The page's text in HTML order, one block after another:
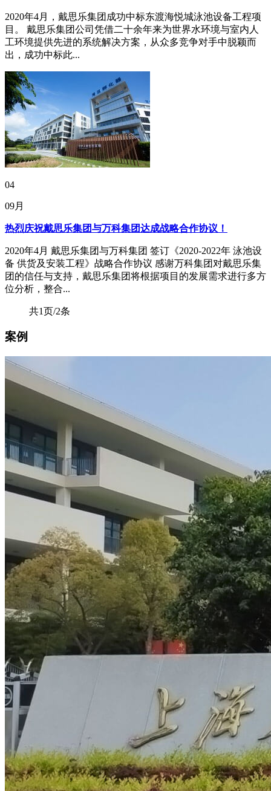
2020年4月，戴思乐集团成功中标东渡海悦城泳池设备工程项
目。 戴思乐集团公司凭借二十余年来为世界水环境与室内人
工环境提供先进的系统解决方案，从众多竞争对手中脱颖而
出，成功中标此...
04
09月
热烈庆祝戴思乐集团与万科集团达成战略合作协议！
2020年4月 戴思乐集团与万科集团 签订《2020-2022年 泳池设
备 供货及安装工程》战略合作协议 感谢万科集团对戴思乐集
团的信任与支持，戴思乐集团将根据项目的发展需求进行多方
位分析，整合...
共1页/2条
案例